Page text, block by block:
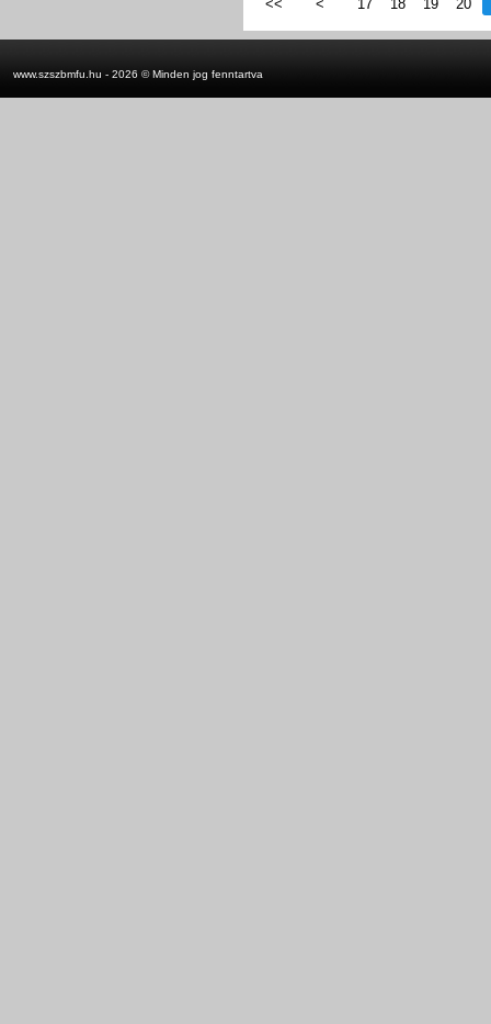
<< < 17 18 19 20
www.szszbmfu.hu - 2026 © Minden jog fenntartva